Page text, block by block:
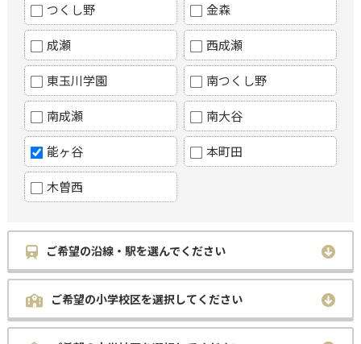
つくし野 金森
成瀬 西成瀬
東玉川学園 南つくし野
南成瀬 南大谷
能ヶ谷 本町田
木曽西
ご希望の沿線・駅を選んでください
ご希望の小学校区を選択してください